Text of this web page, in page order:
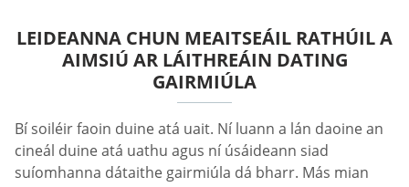
LEIDEANNA CHUN MEAITSEÁIL RATHÚIL A
AIMSIÚ AR LÁITHREÁIN DATING
GAIRMIÚLA
Bí soiléir faoin duine atá uait. Ní luann a lán daoine an
cineál duine atá uathu agus ní úsáideann siad
suíomhanna dátaithe gairmiúla dá bharr. Más mian